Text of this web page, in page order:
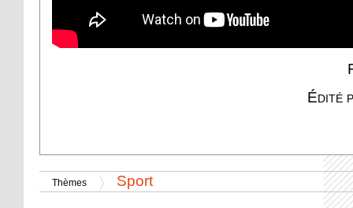
Édité
Thèmes Sport